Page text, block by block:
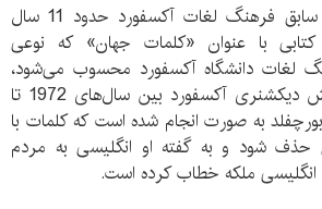
سارا اوگیلوی ویراستار سابق فرهنگ لغات آکسفورد حدود 11 سال
با عنوان «کلمات جهان» که نوعی
لغات دانشگاه آکسفورد محسوب می‌شود،
فاش می‌کند که ویرایش دیکشنری آکسفورد بین سال‌های 1972 تا
بورچفلد به صورت انجام شده است که کلمات با
حذف شود و به گفته او انگلیسی به مردم
ملکه خطاب کرده است.